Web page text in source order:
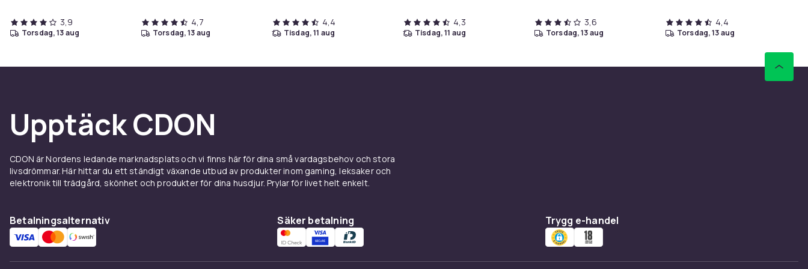
3,9
torsdag, 13 aug
4,7
torsdag, 13 aug
4,4
tisdag, 11 aug
4,3
tisdag, 11 aug
3,6
torsdag, 13 aug
4,4
torsdag, 13 aug
Upptäck CDON
CDON är Nordens ledande marknadsplats och vi finns här för dina små vardagsbehov och stora
livsdrömmar. Här hittar du ett ständigt växande utbud av produkter inom gaming, leksaker och
elektronik till trädgård, skönhet och produkter för dina husdjur. Prylar för livet helt enkelt.
Betalningsalternativ Säker betalning Trygg e-handel